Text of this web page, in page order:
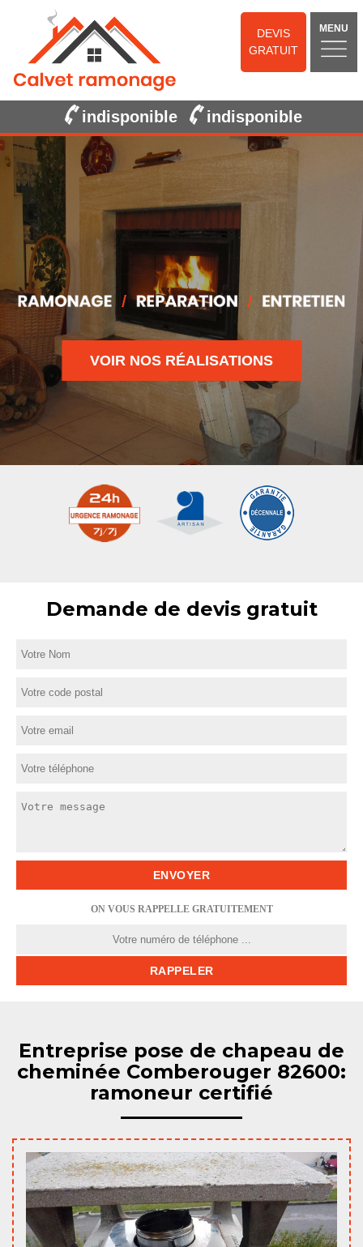
DEVIS
GRATUIT
MENU
indisponible indisponible
VOIR NOS RÉALISATIONS
Demande de devis gratuit
ON VOUS RAPPELLE GRATUITEMENT
Entreprise pose de chapeau de
cheminée Comberouger 82600:
ramoneur certifié